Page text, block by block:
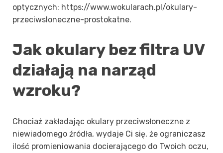
optycznych: https://www.wokularach.pl/okulary-
przeciwsloneczne-prostokatne.
Jak okulary bez filtra UV
działają na narząd
wzroku?
Chociaż zakładając okulary przeciwsłoneczne z
niewiadomego źródła, wydaje Ci się, że ograniczasz
ilość promieniowania docierającego do Twoich oczu,